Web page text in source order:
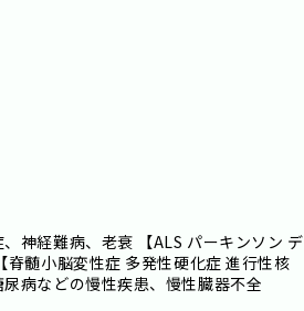
神経難病、老衰 【ALS パーキンソン デ
髄小脳変性症 多発性硬化症 進行性核
病などの慢性疾患、慢性臓器不全